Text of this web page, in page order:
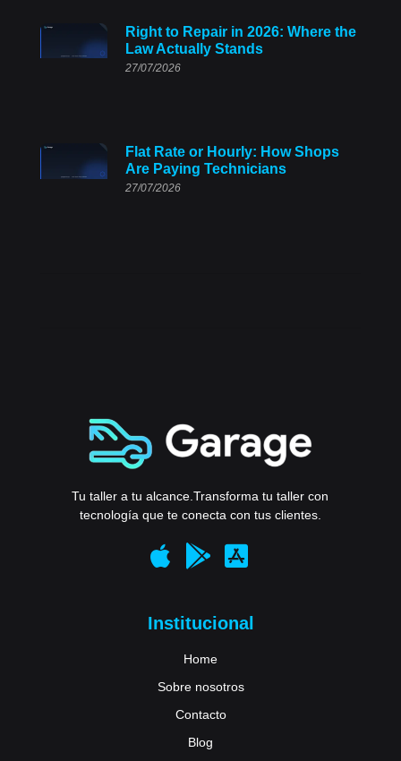
Right to Repair in 2026: Where the
Law Actually Stands
27/07/2026
Flat Rate or Hourly: How Shops
Are Paying Technicians
27/07/2026
Tu taller a tu alcance.Transforma tu taller con
tecnología que te conecta con tus clientes.
Institucional
Home
Sobre nosotros
Contacto
Blog